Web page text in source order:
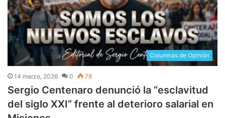
Columnas de Opinión
14 marzo, 2026 0 78
Sergio Centenaro denunció la “esclavitud
del siglo XXI” frente al deterioro salarial en